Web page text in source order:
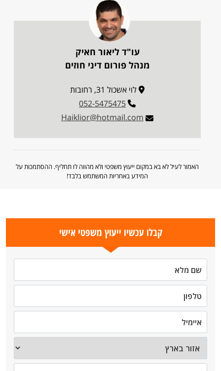
עו"ד ליאור חאיק
מנהל פורום דיני חוזים
לוי אשכול 31, רחובות
052-5475475
Haiklior@hotmail.com
האמור לעיל לא בא במקום ייעוץ משפטי ולא מהווה לו תחליף. ההסתמכות על
המידע באחריות המשתמש בלבד!
קבלו עכשיו ייעוץ משפטי אישי